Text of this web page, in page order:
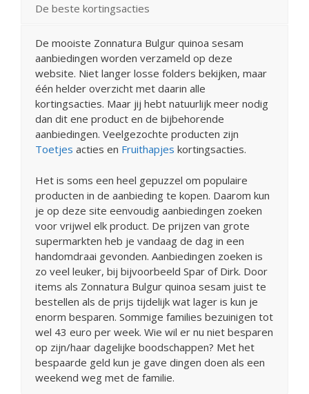
De beste kortingsacties
De mooiste Zonnatura Bulgur quinoa sesam
aanbiedingen worden verzameld op deze
website. Niet langer losse folders bekijken, maar
één helder overzicht met daarin alle
kortingsacties. Maar jij hebt natuurlijk meer nodig
dan dit ene product en de bijbehorende
aanbiedingen. Veelgezochte producten zijn
Toetjes acties en Fruithapjes kortingsacties.
Het is soms een heel gepuzzel om populaire
producten in de aanbieding te kopen. Daarom kun
je op deze site eenvoudig aanbiedingen zoeken
voor vrijwel elk product. De prijzen van grote
supermarkten heb je vandaag de dag in een
handomdraai gevonden. Aanbiedingen zoeken is
zo veel leuker, bij bijvoorbeeld Spar of Dirk. Door
items als Zonnatura Bulgur quinoa sesam juist te
bestellen als de prijs tijdelijk wat lager is kun je
enorm besparen. Sommige families bezuinigen tot
wel 43 euro per week. Wie wil er nu niet besparen
op zijn/haar dagelijke boodschappen? Met het
bespaarde geld kun je gave dingen doen als een
weekend weg met de familie.